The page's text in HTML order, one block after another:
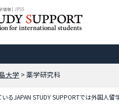
情報 | JPSS
大学 >薬学研究科
JAPAN STUDY SUPPORTでは外国人